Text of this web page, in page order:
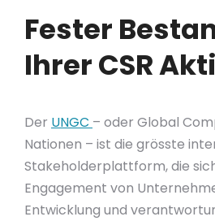
Fester
Ihrer CSR
Der UNGC – oder Global
Nationen – ist die grösste
Stakeholderplattform, die
Engagement von
Entwicklung und